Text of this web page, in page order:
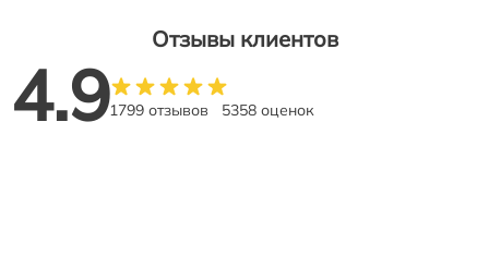
Отзывы клиентов
4.91799 отзывов 5358 оценок